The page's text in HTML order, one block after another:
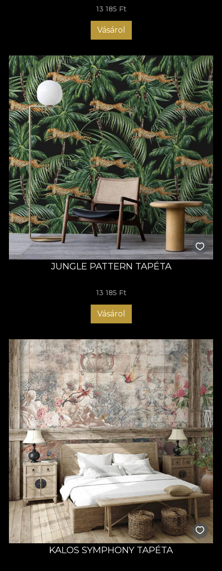
13 185 Ft
Vásárol
JUNGLE PATTERN TAPÉTA
13 185 Ft
Vásárol
KALOS SYMPHONY TAPÉTA